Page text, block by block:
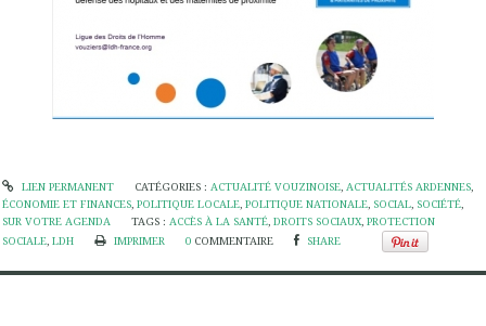
LIEN PERMANENT CATÉGORIES : ACTUALITÉ VOUZINOISE, ACTUALITÉS ARDENNES,
ÉCONOMIE ET FINANCES, POLITIQUE LOCALE, POLITIQUE NATIONALE, SOCIAL, SOCIÉTÉ,
SUR VOTRE AGENDA
TAGS :ACCÈS À LA SANTÉ,DROITS SOCIAUX,PROTECTION
SOCIALE, LDH IMPRIMER 0 COMMENTAIRE SHARE